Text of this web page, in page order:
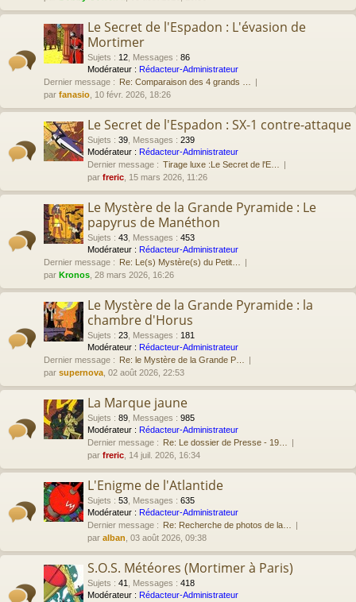
Le Secret de l'Espadon : L'évasion de
Mortimer
Sujets : 12 Messages : 86
Modérateur : Rédacteur-Administrateur
Dernier message : Re: Comparaison des 4 grands …
par fanasio , 10 févr. 2026, 18:26
Le Secret de l'Espadon : SX-1 contre-attaque
Sujets : 39 Messages : 239
Modérateur : Rédacteur-Administrateur
Dernier message : Tirage luxe :Le Secret de l'E…
par freric , 15 mars 2026, 11:26
Le Mystère de la Grande Pyramide : Le
papyrus de Manéthon
Sujets : 43 Messages : 453
Modérateur : Rédacteur-Administrateur
Dernier message : Re: Le(s) Mystère(s) du Petit…
par Kronos , 28 mars 2026, 16:26
Le Mystère de la Grande Pyramide : la
chambre d'Horus
Sujets : 23 Messages : 181
Modérateur : Rédacteur-Administrateur
Dernier message : Re: le Mystère de la Grande P…
par supernova , 02 août 2026, 22:53
La Marque jaune
Sujets : 89 Messages : 985
Modérateur : Rédacteur-Administrateur
Dernier message : Re: Le dossier de Presse - 19…
par freric , 14 juil. 2026, 16:34
L'Enigme de l'Atlantide
Sujets : 53 Messages : 635
Modérateur : Rédacteur-Administrateur
Dernier message : Re: Recherche de photos de la…
par alban , 03 août 2026, 09:38
S.O.S. Météores (Mortimer à Paris)
Sujets : 41 Messages : 418
Modérateur : Rédacteur-Administrateur